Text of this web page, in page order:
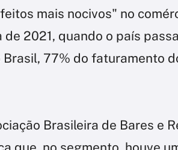
mais nocivos" no
2021, quando o país
77% do faturamento
Brasileira de Bares e
que, no segmento, houve